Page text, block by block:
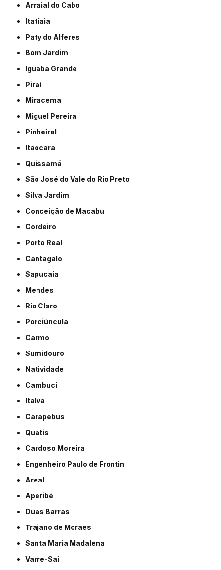
Arraial do Cabo
Itatiaia
Paty do Alferes
Bom Jardim
Iguaba Grande
Piraí
Miracema
Miguel Pereira
Pinheiral
Itaocara
Quissamã
São José do Vale do Rio Preto
Silva Jardim
Conceição de Macabu
Cordeiro
Porto Real
Cantagalo
Sapucaia
Mendes
Rio Claro
Porciúncula
Carmo
Sumidouro
Natividade
Cambuci
Italva
Carapebus
Quatis
Cardoso Moreira
Engenheiro Paulo de Frontin
Areal
Aperibé
Duas Barras
Trajano de Moraes
Santa Maria Madalena
Varre-Sai